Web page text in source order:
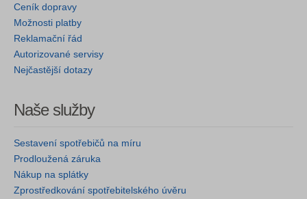
Ceník dopravy
Možnosti platby
Reklamační řád
Autorizované servisy
Nejčastější dotazy
Naše služby
Sestavení spotřebičů na míru
Prodloužená záruka
Nákup na splátky
Zprostředkování spotřebitelského úvěru